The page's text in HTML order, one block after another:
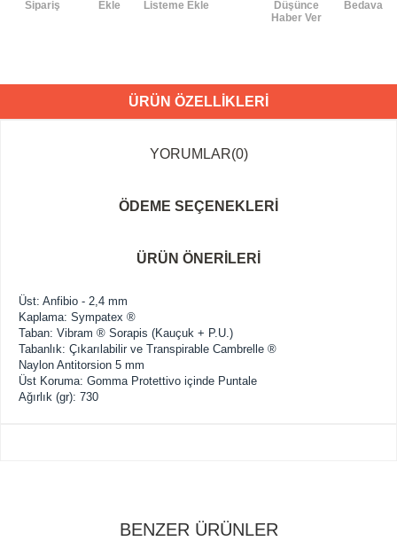
Sipariş
Ekle
Listeme Ekle
Düşünce
Haber Ver
Bedava
ÜRÜN ÖZELLIKLERI
YORUMLAR(0)
ÖDEME SEÇENEKLERI
ÜRÜN ÖNERILERI
Üst: Anfibio - 2,4 mm
Kaplama: Sympatex ®
Taban: Vibram ® Sorapis (Kauçuk + P.U.)
Tabanlık: Çıkarılabilir ve Transpirable Cambrelle ®
Naylon Antitorsion 5 mm
Üst Koruma: Gomma Protettivo içinde Puntale
Ağırlık (gr): 730
BENZER ÜRÜNLER